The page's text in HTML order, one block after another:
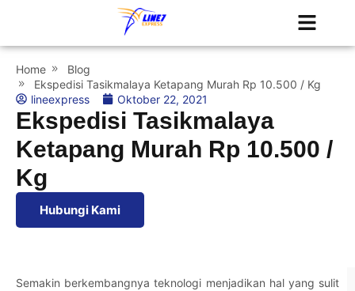
Home
Blog
Ekspedisi Tasikmalaya Ketapang Murah Rp 10.500 / Kg
lineexpress
Oktober 22, 2021
Ekspedisi Tasikmalaya
Ketapang Murah Rp 10.500 /
Kg
Hubungi Kami
Semakin berkembangnya teknologi menjadikan hal yang sulit